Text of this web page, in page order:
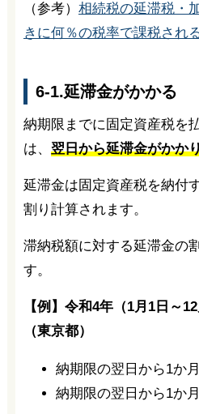
（参考） 相続税の延滞税・
きに何％の税率で課税され
6-1.延滞金がかかる
納期限までに固定資産税を
は、 翌日から延滞金がかか
延滞金は固定資産税を納付
割り計算されます。
滞納税額に対する延滞金の
す。
【例】令和4年（1月1日～
（東京都）
納期限の翌日から1か
納期限の翌日から1か